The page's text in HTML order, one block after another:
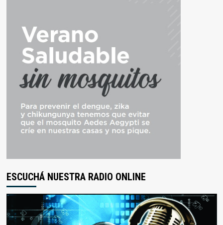
ESCUCHÁ NUESTRA RADIO ONLINE